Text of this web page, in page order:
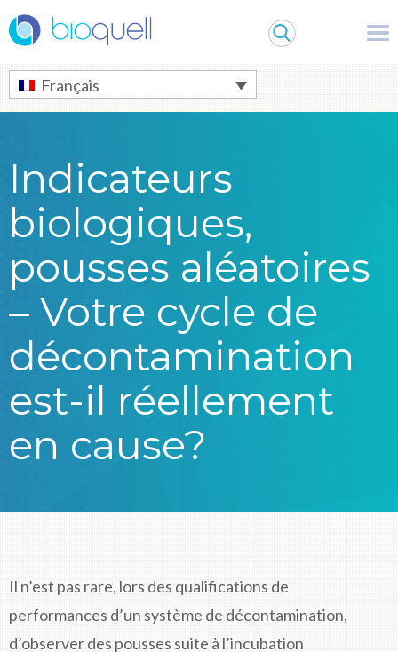
Warning: Undefined array key 0 in
/bitnami/wordpress/wp-
content/themes/Bioquell/header.php
on line79
Français
Indicateurs
biologiques,
pousses aléatoires
– Votre cycle de
décontamination
est-il réellement
en cause?
Il n’est pas rare, lors des qualifications de
performances d’un système de décontamination,
d’observer des pousses suite à l’incubation